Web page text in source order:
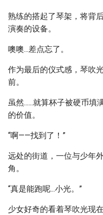
熟练的搭起了琴架，将背
演奏的设备。
噢噢...差点忘了。
作为最后的仪式感，琴吹
前。
虽然......就算杯子被硬币填
的价值。
“啊——找到了！”
远处的街道，一位与少年
角。
“真是能跑呢...小光。”
少女好奇的看着琴吹光现在